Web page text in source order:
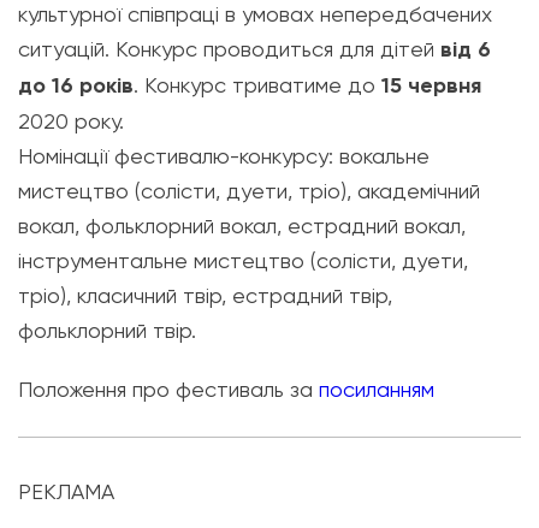
культурної співпраці в умовах непередбачених
ситуацій. Конкурс проводиться для дітей від 6
до 16 років. Конкурс триватиме до 15 червня
2020 року.
Номінації фестивалю-конкурсу: вокальне
мистецтво (солісти, дуети, тріо), академічний
вокал, фольклорний вокал, естрадний вокал,
інструментальне мистецтво (солісти, дуети,
тріо), класичний твір, естрадний твір,
фольклорний твір.
Положення про фестиваль за посиланням
РЕКЛАМА